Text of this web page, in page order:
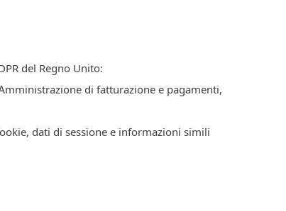
del Regno Unito:
di fatturazione e pagamenti,
dati di sessione e informazioni simili